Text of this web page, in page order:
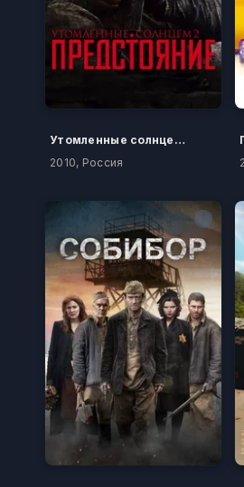
Утомленные солнцем 2: Предстояние
2010, Россия